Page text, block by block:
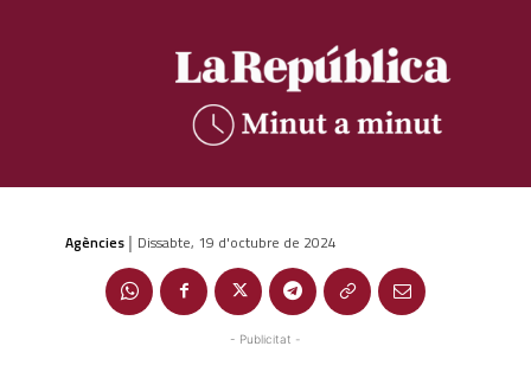
Agències | Dissabte, 19 d'octubre de 2024
- Publicitat -